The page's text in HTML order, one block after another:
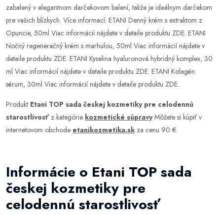
zabalený v elegantnom darčekovom balení, takže je ideálnym darčekom
pre vašich blízkych. Více informací: ETANI Denný krém s extraktom z
Opuncie, 50ml Viac informácií nájdete v detaile produktu ZDE. ETANI
Nočný regeneračný krém s marhulou, 50ml Viac informácií nájdete v
detaile produktu ZDE. ETANI Kyselina hyaluronová hybridný komplex, 30
ml Viac informácií nájdete v detaile produktu ZDE. ETANI Kolagén
sérum, 30ml Viac informácií nájdete v detaile produktu ZDE.
Produkt Etani TOP sada českej kozmetiky pre celodennú
starostlivosťz kategórie kozmetické súpravyMôžete si kúpiť v
internetovom obchode etanikozmetika.sk za cenu 90 €.
Informácie o Etani TOP sada
českej kozmetiky pre
celodennú starostlivosť